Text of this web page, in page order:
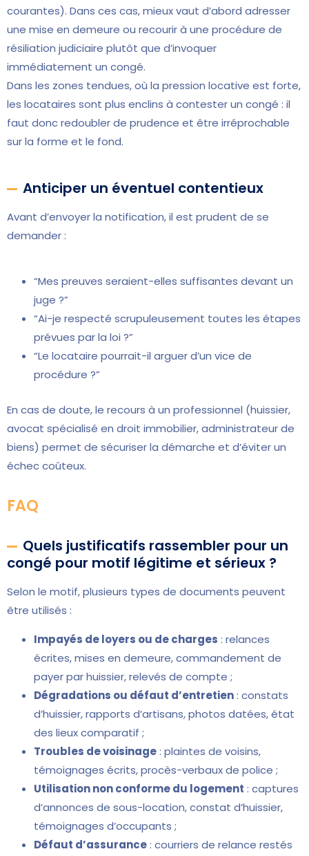
courantes). Dans ces cas, mieux vaut d’abord adresser
une mise en demeure ou recourir à une procédure de
résiliation judiciaire plutôt que d’invoquer
immédiatement un congé.
Dans les zones tendues, où la pression locative est forte,
les locataires sont plus enclins à contester un congé : il
faut donc redoubler de prudence et être irréprochable
sur la forme et le fond.
Anticiper un éventuel contentieux
Avant d’envoyer la notification, il est prudent de se
demander :
“Mes preuves seraient-elles suffisantes devant un
juge ?”
“Ai-je respecté scrupuleusement toutes les étapes
prévues par la loi ?”
“Le locataire pourrait-il arguer d’un vice de
procédure ?”
En cas de doute, le recours à un professionnel (huissier,
avocat spécialisé en droit immobilier, administrateur de
biens) permet de sécuriser la démarche et d’éviter un
échec coûteux.
FAQ
Quels justificatifs rassembler pour un
congé pour motif légitime et sérieux ?
Selon le motif, plusieurs types de documents peuvent
être utilisés :
Impayés de loyers ou de charges : relances
écrites, mises en demeure, commandement de
payer par huissier, relevés de compte ;
Dégradations ou défaut d’entretien: constats
d’huissier, rapports d’artisans, photos datées, état
des lieux comparatif ;
Troubles de voisinage: plaintes de voisins,
témoignages écrits, procès-verbaux de police ;
Utilisation non conforme du logement : captures
d’annonces de sous-location, constat d’huissier,
témoignages d’occupants ;
Défaut d’assurance: courriers de relance restés